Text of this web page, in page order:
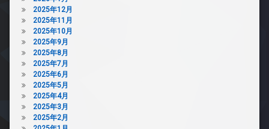
2025年12月
2025年11月
2025年10月
2025年9月
2025年8月
2025年7月
2025年6月
2025年5月
2025年4月
2025年3月
2025年2月